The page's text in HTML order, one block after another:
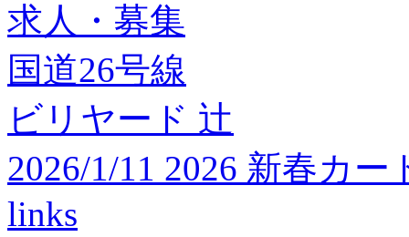
求人・募集
国道26号線
ビリヤード 辻
2026/1/11 2026 新春カ
links